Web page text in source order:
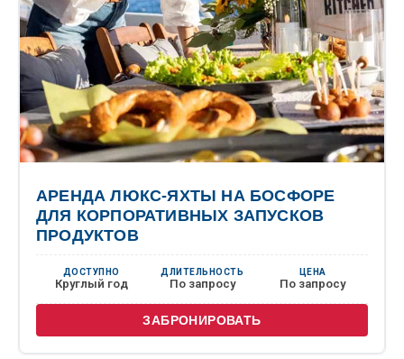
АРЕНДА ЛЮКС-ЯХТЫ НА БОСФОРЕ
ДЛЯ КОРПОРАТИВНЫХ ЗАПУСКОВ
ПРОДУКТОВ
ДОСТУПНО
Круглый год
ДЛИТЕЛЬНОСТЬ
По запросу
ЦЕНА
По запросу
ЗАБРОНИРОВАТЬ